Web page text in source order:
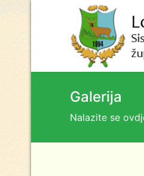
Galerija
Nalazite se